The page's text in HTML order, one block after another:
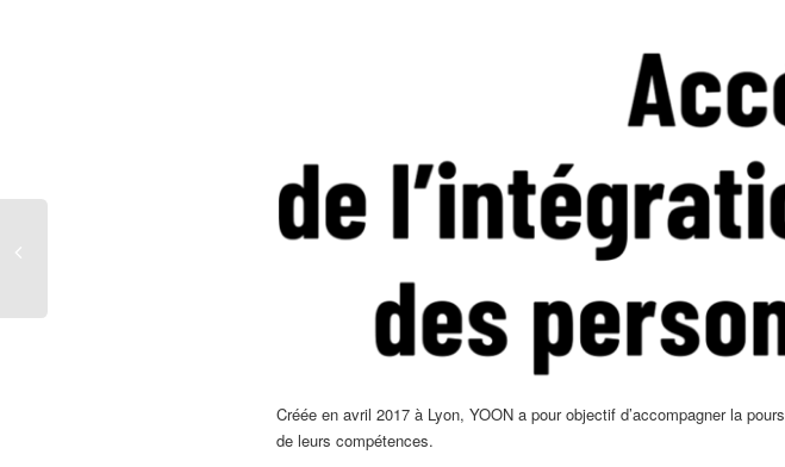
Créée en avril 2017 à Lyon, YOON a pour objectif d’accompagner la
de leurs compétences.